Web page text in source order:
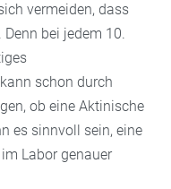
vermeiden, dass
bei jedem 10.
schon durch
ob eine Aktinische
es sinnvoll sein, eine
Labor genauer